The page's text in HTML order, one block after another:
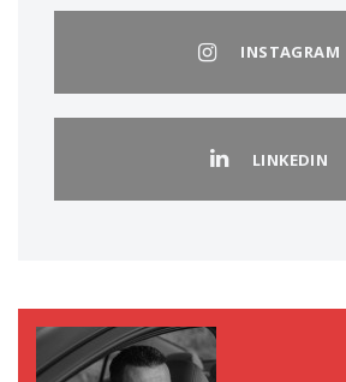
INSTAGRAM
LINKEDIN